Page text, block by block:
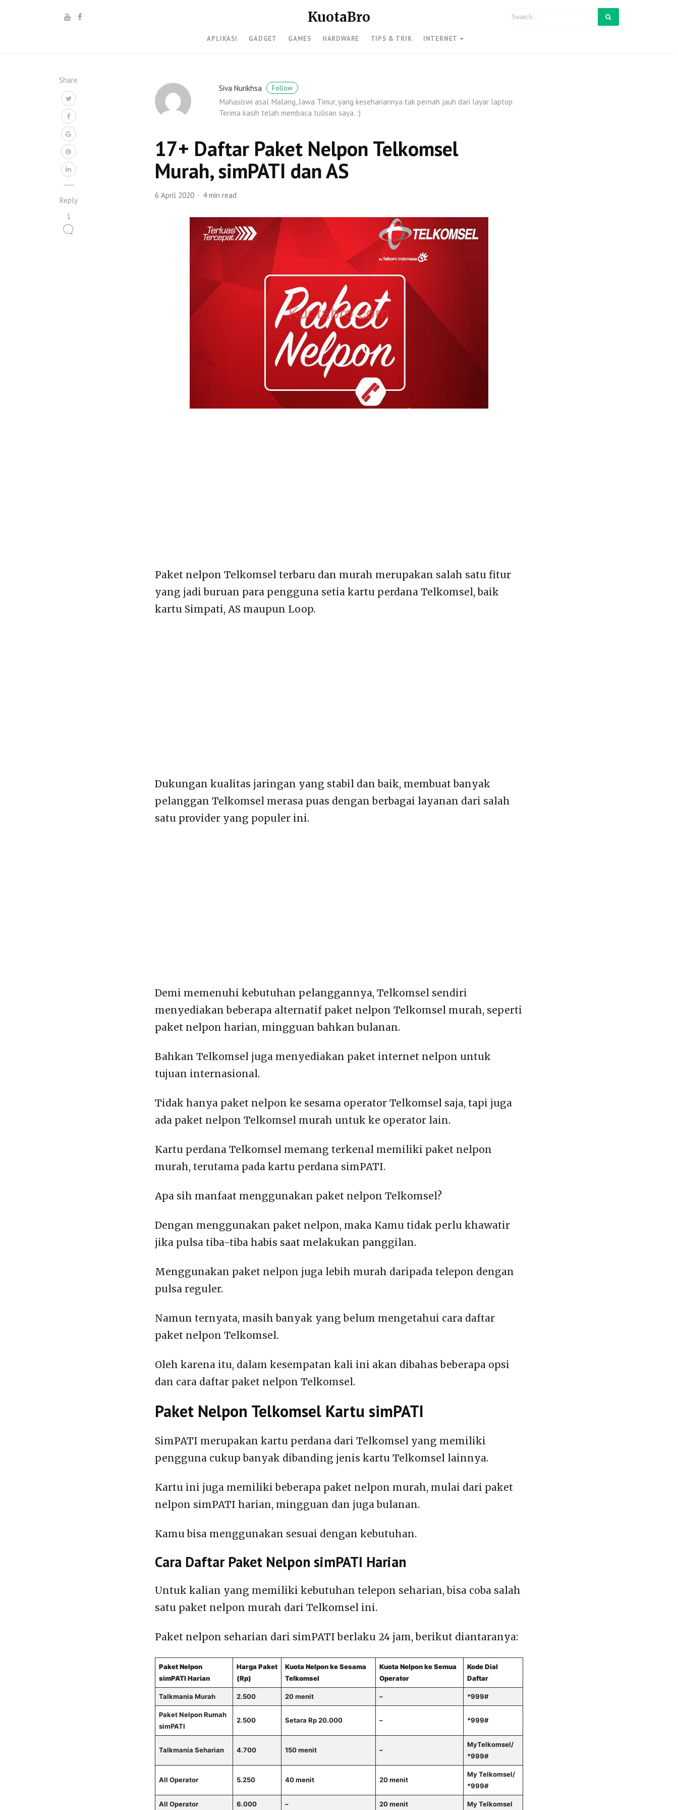
KuotaBro
APLIKASI GADGET GAMES HARDWARE TIPS & TRIK INTERNET
Share
Reply
1
Siva Nurikhsa Follow
Mahasiswi asal Malang, Jawa Timur, yang kesehariannya tak pernah jauh dari layar laptop.
Terima kasih telah membaca tulisan saya. :)
17+ Daftar Paket Nelpon Telkomsel
Murah, simPATI dan AS
6 April 2020 4 min read
Paket nelpon Telkomsel terbaru dan murah merupakan salah satu fitur
yang jadi buruan para pengguna setia kartu perdana Telkomsel, baik
kartu Simpati, AS maupun Loop.
Dukungan kualitas jaringan yang stabil dan baik, membuat banyak
pelanggan Telkomsel merasa puas dengan berbagai layanan dari salah
satu provider yang populer ini.
Demi memenuhi kebutuhan pelanggannya, Telkomsel sendiri
menyediakan beberapa alternatif paket nelpon Telkomsel murah, seperti
paket nelpon harian, mingguan bahkan bulanan.
Bahkan Telkomsel juga menyediakan paket internet nelpon untuk
tujuan internasional.
Tidak hanya paket nelpon ke sesama operator Telkomsel saja, tapi juga
ada paket nelpon Telkomsel murah untuk ke operator lain.
Kartu perdana Telkomsel memang terkenal memiliki paket nelpon
murah, terutama pada kartu perdana simPATI.
Apa sih manfaat menggunakan paket nelpon Telkomsel?
Dengan menggunakan paket nelpon, maka Kamu tidak perlu khawatir
jika pulsa tiba-tiba habis saat melakukan panggilan.
Menggunakan paket nelpon juga lebih murah daripada telepon dengan
pulsa reguler.
Namun ternyata, masih banyak yang belum mengetahui cara daftar
paket nelpon Telkomsel.
Oleh karena itu, dalam kesempatan kali ini akan dibahas beberapa opsi
dan cara daftar paket nelpon Telkomsel.
Paket Nelpon Telkomsel Kartu simPATI
SimPATI merupakan kartu perdana dari Telkomsel yang memiliki
pengguna cukup banyak dibanding jenis kartu Telkomsel lainnya.
Kartu ini juga memiliki beberapa paket nelpon murah, mulai dari paket
nelpon simPATI harian, mingguan dan juga bulanan.
Kamu bisa menggunakan sesuai dengan kebutuhan.
Cara Daftar Paket Nelpon simPATI Harian
Untuk kalian yang memiliki kebutuhan telepon seharian, bisa coba salah
satu paket nelpon murah dari Telkomsel ini.
Paket nelpon seharian dari simPATI berlaku 24 jam, berikut diantaranya:
Paket Nelpon
simPATI Harian
Harga Paket
(Rp)
Kuota Nelpon ke Sesama
Telkomsel
Kuota Nelpon ke Semua
Operator
Kode Dial
Daftar
Talkmania Murah 2.500 20 menit – *999#
Paket Nelpon Rumah
simPATI
2.500 Setara Rp 20.000 – *999#
Talkmania Seharian 4.700 150 menit –
MyTelkomsel/
*999#
All Operator 5.250 40 menit 20 menit
My Telkomsel/
*999#
All Operator 6.000 – 20 menit My Telkomsel